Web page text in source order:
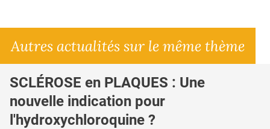
Autres actualités sur le même thème
SCLÉROSE en PLAQUES : Une
nouvelle indication pour
l'hydroxychloroquine ?